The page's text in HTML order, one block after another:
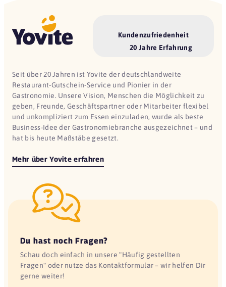
Kundenzufriedenheit
20 Jahre Erfahrung
Seit über 20 Jahren ist Yovite der deutschlandweite
Restaurant-Gutschein-Service und Pionier in der
Gastronomie. Unsere Vision, Menschen die Möglichkeit zu
geben, Freunde, Geschäftspartner oder Mitarbeiter flexibel
und unkompliziert zum Essen einzuladen, wurde als beste
Business-Idee der Gastronomiebranche ausgezeichnet – und
hat bis heute Maßstäbe gesetzt.
Mehr über Yovite erfahren
Du hast noch Fragen?
Schau doch einfach in unsere "Häufig gestellten
Fragen" oder nutze das Kontaktformular – wir helfen Dir
gerne weiter!